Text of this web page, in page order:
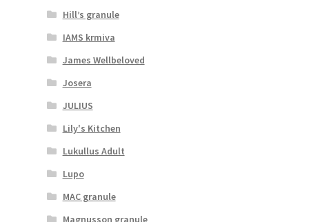
Hill’s granule
IAMS krmiva
James Wellbeloved
Josera
JULIUS
Lily's Kitchen
Lukullus Adult
Lupo
MAC granule
Magnusson granule